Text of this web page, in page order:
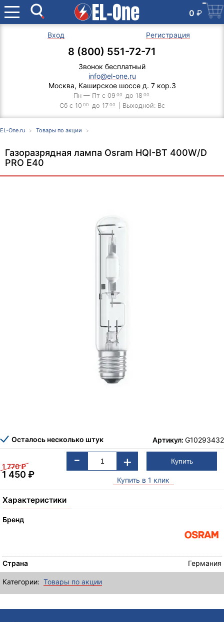
0 ₽
Вход Регистрация
8 (800) 551-72-71
Звонок бесплатный
info@el-one.ru
Москва, Каширское шоссе д. 7 кор.3
Пн — Пт с 09 00 до 18 00
Сб с 10 00 до 17 00 | Выходной: Вс
EL-One.ru Товары по акции
Газоразрядная лампа Osram HQI-BT 400W/D
PRO E40
Осталось несколько штук Артикул: G10293432
1 770₽
1 450₽
- +
Купить в 1 клик
Характеристики
Бренд
Страна Германия
Категории: Товары по акции